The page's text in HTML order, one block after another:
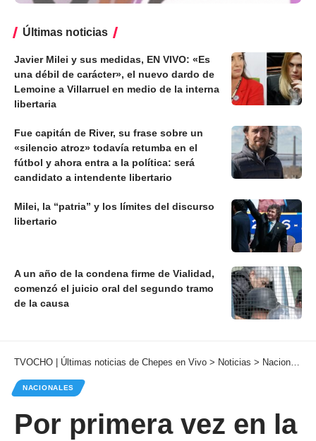
Últimas noticias
Javier Milei y sus medidas, EN VIVO: «Es
una débil de carácter», el nuevo dardo de
Lemoine a Villarruel en medio de la interna
libertaria
Fue capitán de River, su frase sobre un
«silencio atroz» todavía retumba en el
fútbol y ahora entra a la política: será
candidato a intendente libertario
Milei, la “patria” y los límites del discurso
libertario
A un año de la condena firme de Vialidad,
comenzó el juicio oral del segundo tramo
de la causa
TVOCHO | Últimas noticias de Chepes en Vivo > Noticias > Nacionales
NACIONALES
Por primera vez en la